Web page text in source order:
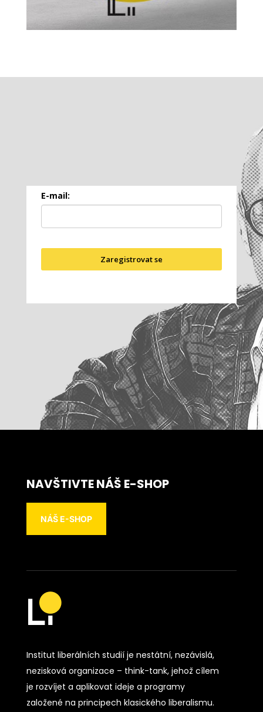
E-mail:
Zaregistrovat se
NAVŠTIVTE NÁŠ E-SHOP
NÁŠ E-SHOP
Institut liberálních studií je nestátní, nezávislá,
nezisková organizace – think-tank, jehož cílem
je rozvíjet a aplikovat ideje a programy
založené na principech klasického liberalismu.